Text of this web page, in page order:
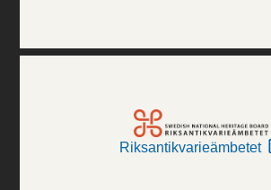
Riksantikvarieämbetet